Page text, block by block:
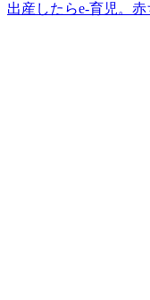
出産したらe-育児。